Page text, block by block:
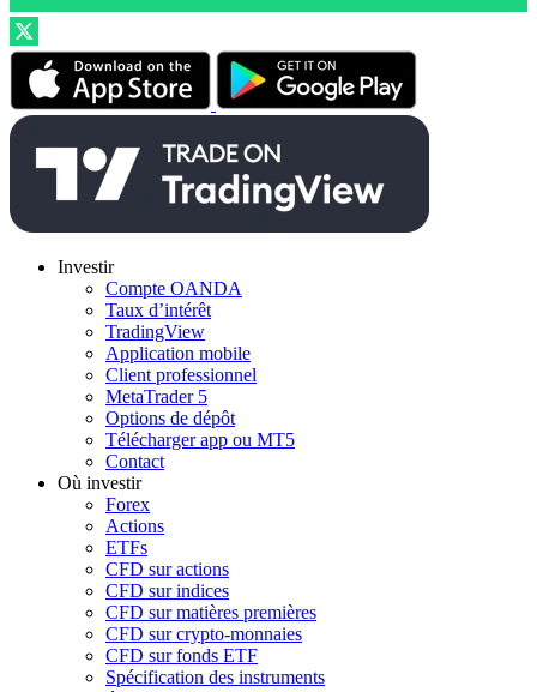
Investir
Compte OANDA
Taux d’intérêt
TradingView
Application mobile
Client professionnel
MetaTrader 5
Options de dépôt
Télécharger app ou MT5
Contact
Où investir
Forex
Actions
ETFs
CFD sur actions
CFD sur indices
CFD sur matières premières
CFD sur crypto-monnaies
CFD sur fonds ETF
Spécification des instruments